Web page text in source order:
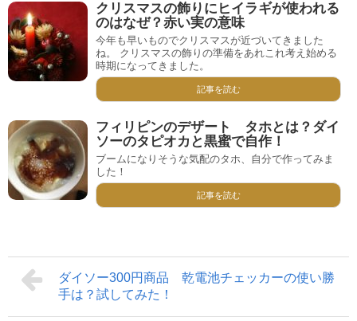
クリスマスの飾りにヒイラギが使われる
のはなぜ？赤い実の意味
今年も早いものでクリスマスが近づいてきました
ね。 クリスマスの飾りの準備をあれこれ考え始める
時期になってきました。
記事を読む
フィリピンのデザート タホとは？ダイ
ソーのタピオカと黒蜜で自作！
ブームになりそうな気配のタホ、自分で作ってみま
した！
記事を読む
ダイソー300円商品 乾電池チェッカーの使い勝
手は？試してみた！